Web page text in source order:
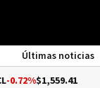
Últimas noticias